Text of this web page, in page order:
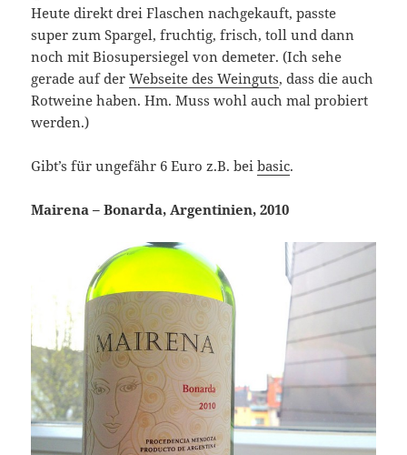
Heute direkt drei Flaschen nachgekauft, passte
super zum Spargel, fruchtig, frisch, toll und dann
noch mit Biosupersiegel von demeter. (Ich sehe
gerade auf derWebseite des Weinguts, dass die auch
Rotweine haben. Hm. Muss wohl auch mal probiert
werden.)
Gibt’s für ungefähr 6 Euro z.B. beibasic.
Mairena – Bonarda, Argentinien, 2010